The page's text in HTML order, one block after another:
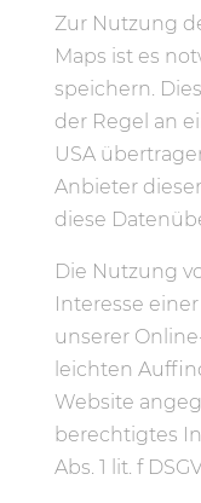
Zur Nutzung
Maps ist es
speichern.
der Regel an
USA
Anbieter
diese
Die Nutzung
Interesse
unserer
leichten
Website
berechtigtes
Abs. 1 lit. f